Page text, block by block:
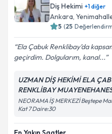
Diş Hekimi +1diğer
Ankara,
5 (25
Ela Çabuk Renklibay’da
geçirdim. Dolgularım, kanal...
UZMAN DİŞ HEKİMİ ELA
RENKLİBAY
NEORAMA İŞ MERKEZİ Beştepe
Kat 7 Daire:30